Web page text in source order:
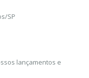
SP
lançamentos e